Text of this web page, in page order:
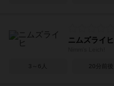
ニムズライヒ
3～6人 20分前後